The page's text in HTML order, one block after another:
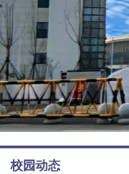
校园动态